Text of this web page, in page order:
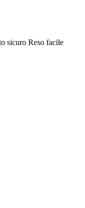
sicuro Reso facile